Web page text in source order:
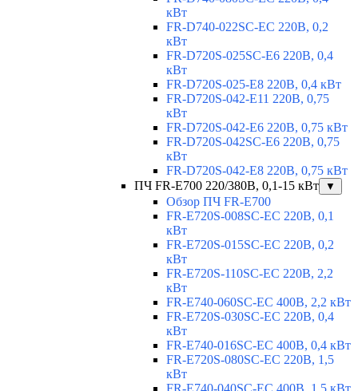
кВт
FR-D740-022SC-EC 220В, 0,2
кВт
FR-D720S-025SC-E6 220В, 0,4
кВт
FR-D720S-025-E8 220В, 0,4 кВт
FR-D720S-042-E11 220В, 0,75
кВт
FR-D720S-042-E6 220В, 0,75 кВт
FR-D720S-042SC-E6 220В, 0,75
кВт
FR-D720S-042-E8 220В, 0,75 кВт
ПЧ FR-E700 220/380В, 0,1-15 кВт
▼
Обзор ПЧ FR-E700
FR-E720S-008SC-EC 220В, 0,1
кВт
FR-E720S-015SC-EC 220В, 0,2
кВт
FR-E720S-110SC-EC 220В, 2,2
кВт
FR-E740-060SC-EC 400В, 2,2 кВт
FR-E720S-030SC-EC 220В, 0,4
кВт
FR-E740-016SC-EC 400В, 0,4 кВт
FR-E720S-080SC-EC 220В, 1,5
кВт